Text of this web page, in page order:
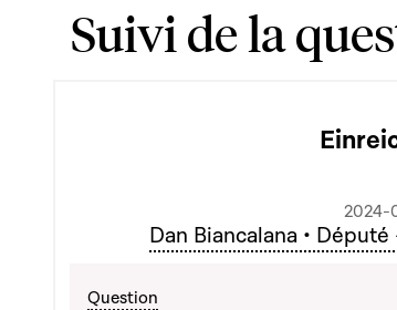
Suivi de la
2024-
Dan Biancalana •
Question